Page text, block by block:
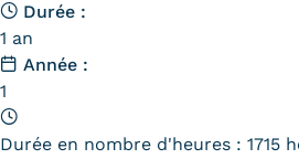
Former ses salariés
Durée :
1 an
Année :
1
Durée en nombre d'heures : 1715